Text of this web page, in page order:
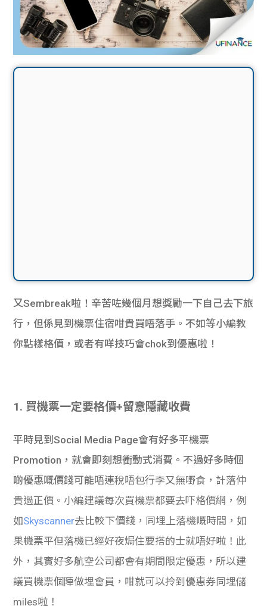
又Sembreak啦！辛苦咗幾個月想獎勵一下自己去下旅
行，但係見到機票住宿咁貴買唔落手。不如等小編教
你點樣格價，或者有咩技巧會chok到優惠啦！
1. 買機票一定要格價+留意隱藏收費
平時見到Social Media Page會有好多平機票
Promotion，就會即刻想衝動式消費。不過好多時個
啲優惠嘅價錢可能唔連稅唔包行李又無嘢食，計落仲
貴過正價。小編建議每次買機票都要去吓格價網，例
如Skyscanner去比較下價錢，同埋上落機嘅時間，如
果機票平但落機已經好夜焗住要搭的士就唔好啦！此
外，其實好多航空公司都會有期間限定優惠，所以建
議買機票個陣做埋會員，咁就可以拎到優惠券同埋儲
miles啦！